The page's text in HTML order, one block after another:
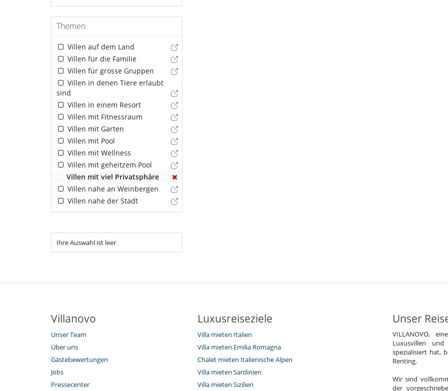
Themen
Villen auf dem Land
Villen für die Familie
Villen für grosse Gruppen
Villen in denen Tiere erlaubt
sind
Villen in einem Resort
Villen mit Fitnessraum
Villen mit Garten
Villen mit Pool
Villen mit Wellness
Villen mit geheitzem Pool
Villen mit viel Privatsphäre
Villen nahe an Weinbergen
Villen nahe der Stadt
Ihre Auswahl ist leer
Villanovo
Unser Team
Über uns
Gästebewertungen
Jobs
Pressecenter
Luxusreiseziele
Villa mieten Italien
Villa mieten Emilia Romagna
Chalet mieten Italienische Alpen
Villa mieten Sardinien
Villa mieten Sizilien
Unser
VILLANOVO,
Luxusvillen
spezialisiert hat,
Renting.
Wir sind
der